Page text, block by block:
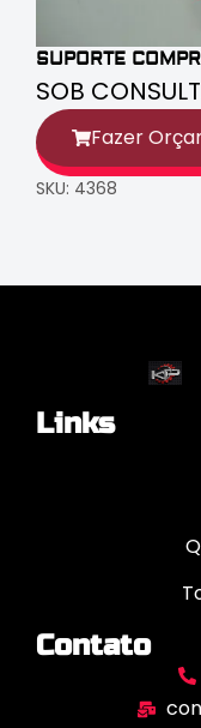
SUPORTE
SOB
Fazer
SKU: 4368
Links
Contato